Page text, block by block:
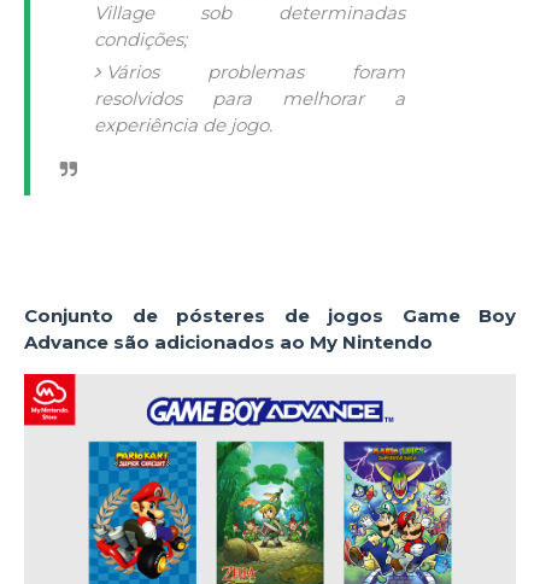
Village sob determinadas
condições;
Vários problemas foram
resolvidos para melhorar a
experiência de jogo.
Conjunto de pósteres de jogos Game Boy
Advance são adicionados ao My Nintendo